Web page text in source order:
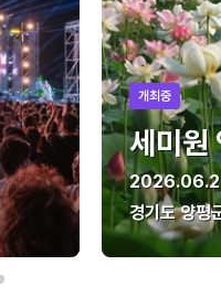
개최중
세미원
경기도 양평